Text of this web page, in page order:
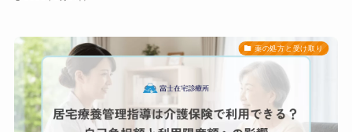
薬の処方と受け取り